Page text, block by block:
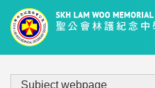
LEARNING &